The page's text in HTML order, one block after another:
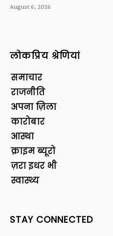
August 6, 2026
लोकप्रिय श्रेणियां
समाचार
राजनीति
अपना ज़िला
कारोबार
आस्था
क्राइम ब्यूरो
ज़रा इधर भी
स्वास्थ्य
STAY CONNECTED